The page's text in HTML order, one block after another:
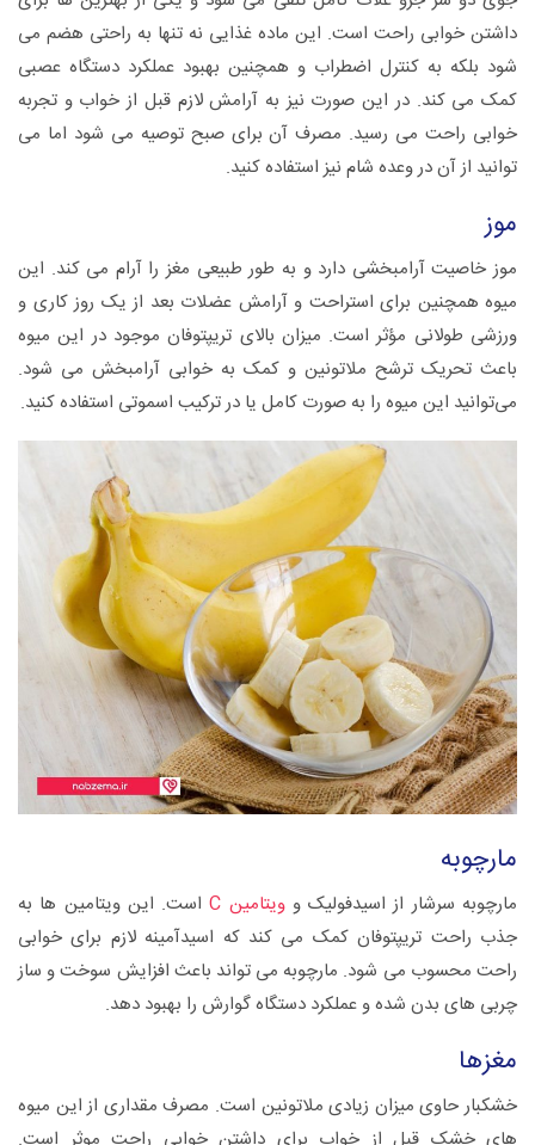
داشتن خوابی راحت است. این ماده غذایی نه تنها به راحتی هضم می
شود بلکه به کنترل اضطراب و همچنین بهبود عملکرد دستگاه عصبی
کمک می کند. در این صورت نیز به آرامش لازم قبل از خواب و تجربه
خوابی راحت می رسید. مصرف آن برای صبح توصیه می شود اما می
توانید از آن در وعده شام نیز استفاده کنید.
موز
موز خاصیت آرامبخشی دارد و به طور طبیعی مغز را آرام می کند. این
میوه همچنین برای استراحت و آرامش عضلات بعد از یک روز کاری و
ورزشی طولانی مؤثر است. میزان بالای تریپتوفان موجود در این میوه
باعث تحریک ترشح ملاتونین و کمک به خوابی آرامبخش می شود.
می‌توانید این میوه را به صورت کامل یا در ترکیب اسموتی استفاده کنید.
مارچوبه
مارچوبه سرشار از اسیدفولیک وویتامین C
است. این ویتامین ها به
جذب راحت تریپتوفان کمک می کند که اسیدآمینه لازم برای خوابی
راحت محسوب می شود. مارچوبه می تواند باعث افزایش سوخت و ساز
چربی های بدن شده و عملکرد دستگاه گوارش را بهبود دهد.
مغزها
خشکبار حاوی میزان زیادی ملاتونین است. مصرف مقداری از این میوه